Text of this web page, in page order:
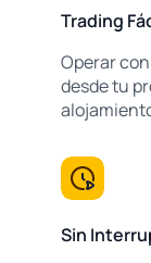
Trading
Operar
desde tu
Sin